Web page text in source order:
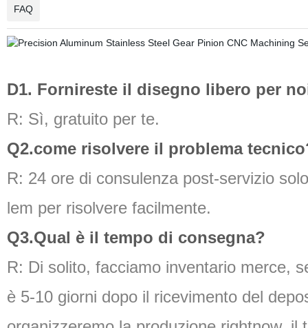
FAQ
D1. Fornireste il disegno libero per
R: Sì, gratuito per te.
Q2.come risolvere il problema
R: 24 ore di consulenza post-servizio
lem per risolvere facilmente.
Q3.Qual è il tempo di consegna?
R: Di solito, facciamo inventario merce,
è 5-10 giorni dopo il ricevimento del